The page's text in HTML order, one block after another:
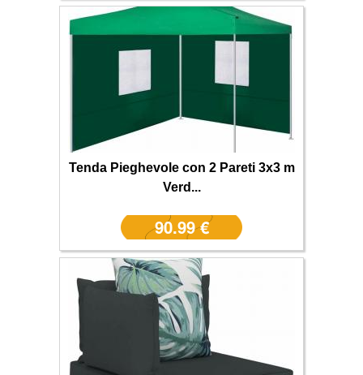
Tenda Pieghevole con 2 Pareti 3x3 m
Verd...
90.99 €